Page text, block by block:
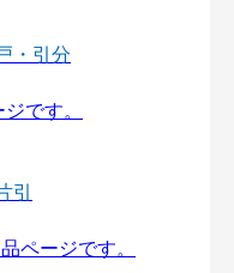
・引分
引